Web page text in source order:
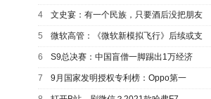
4 文史宴：有一个民族，只要酒后没把朋友
5 微软高管：《微软新模拟飞行》后续或支
6 S9总决赛：中国盲僧一脚踢出1万经济
7 9月国家发明授权专利榜：Oppo第一